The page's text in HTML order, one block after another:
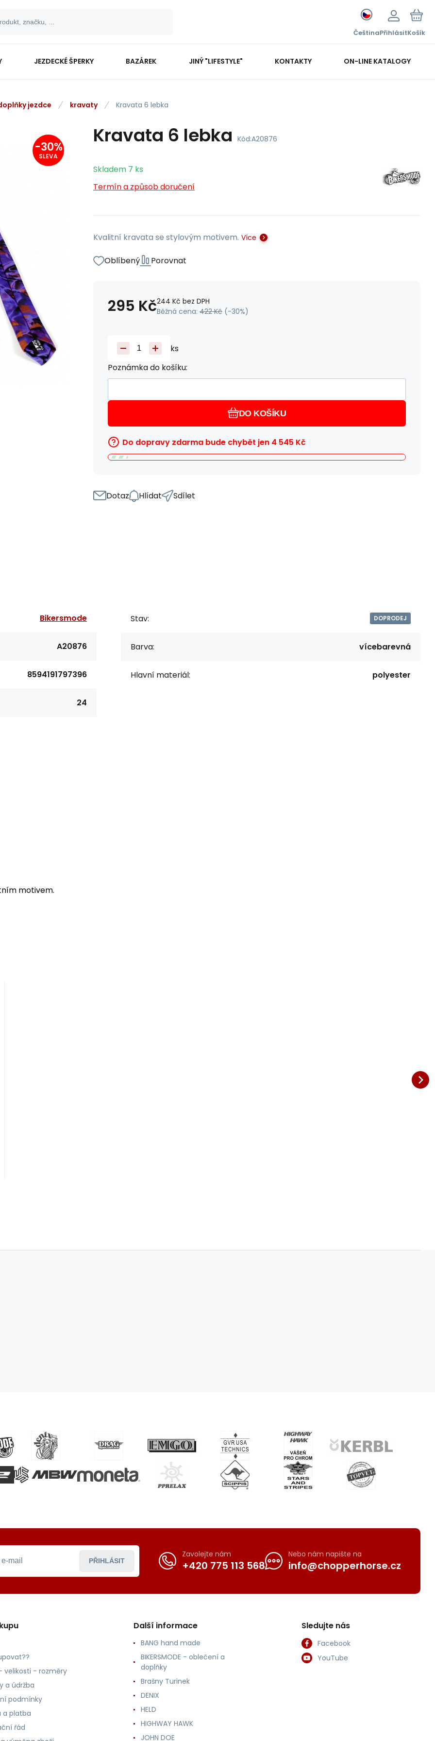
ČeštinaPřihlásitKošík
JEZDECKÉ ŠPERKY BAZÁREK JINÝ "LIFESTYLE" KONTAKTY ON-LINE KATALOGY
jezdce kravaty Kravata 6 lebka
-30%
SLEVA
Kravata 6 lebka Kód:A20876
Skladem 7 ks
Termín a způsob doručení
Kvalitní kravata se stylovým motivem. Více
Oblíbený Porovnat
295 Kč244 Kč bez DPH
Běžná cena: 422 Kč (-30%)
ks
Poznámka do košíku:
DO KOŠÍKU
Do dopravy zdarma bude chybět jen 4 545 Kč
Dotaz Hlídat Sdílet
Bikersmode
A20876
8594191797396
24
Stav: DOPRODEJ
Barva: vícebarevná
Hlavní materiál: polyester
motivem.
PŘIHLÁSIT
Zavolejte nám
+420 775 113 568
Nebo nám napište na
info@chopperhorse.cz
velikosti - rozměry
a údržba
podmínky
a platba
řád
Další informace
BANG hand made
BIKERSMODE - oblečení a
doplňky
Brašny Turinek
DENIX
HELD
HIGHWAY HAWK
JOHN DOE
Sledujte nás
Facebook
YouTube